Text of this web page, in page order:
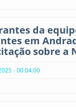
da
em
sobre a
- 00:04:00